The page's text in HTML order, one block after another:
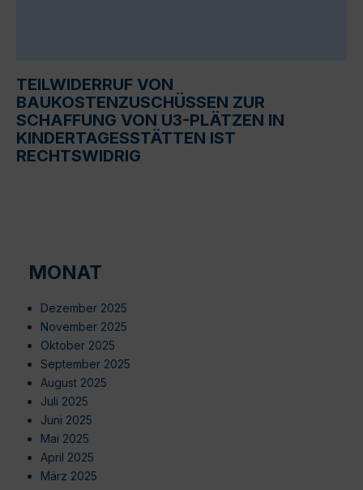
TEILWIDERRUF VON
BAUKOSTENZUSCHÜSSEN ZUR
SCHAFFUNG VON U3-PLÄTZEN IN
KINDERTAGESSTÄTTEN IST
RECHTSWIDRIG
MONAT
Dezember 2025
November 2025
Oktober 2025
September 2025
August 2025
Juli 2025
Juni 2025
Mai 2025
April 2025
März 2025